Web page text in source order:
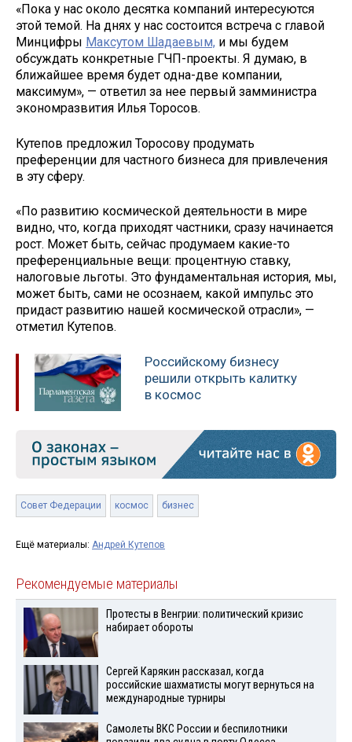
«Пока у нас около десятка компаний интересуются
этой темой. На днях у нас состоится встреча с главой
Минцифры Максутом Шадаевым, и мы будем
обсуждать конкретные ГЧП-проекты. Я думаю, в
ближайшее время будет одна-две компании,
максимум», — ответил за нее первый замминистра
экономразвития Илья Торосов.
Кутепов предложил Торосову продумать
преференции для частного бизнеса для привлечения
в эту сферу.
«По развитию космической деятельности в мире
видно, что, когда приходят частники, сразу начинается
рост. Может быть, сейчас продумаем какие-то
преференциальные вещи: процентную ставку,
налоговые льготы. Это фундаментальная история, мы,
может быть, сами не осознаем, какой импульс это
придаст развитию нашей космической отрасли», —
отметил Кутепов.
Российскому бизнесу
решили открыть калитку
в космос
Совет Федерации космос бизнес
Ещё материалы: Андрей Кутепов
Рекомендуемые материалы
Протесты в Венгрии: политический кризис
набирает обороты
Сергей Карякин рассказал, когда
российские шахматисты могут вернуться на
международные турниры
Самолеты ВКС России и беспилотники